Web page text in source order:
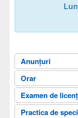
Anunțuri
Orar
Examen de
Practica de